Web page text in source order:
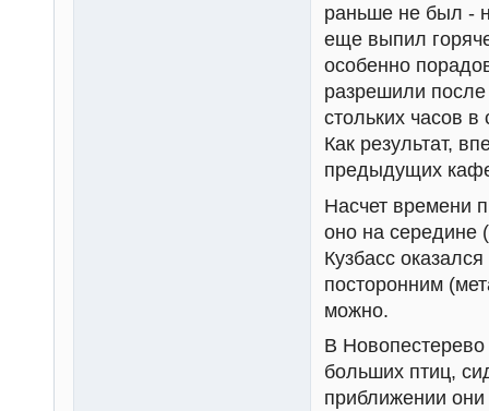
раньше не был -
еще выпил
особенно
разрешили после
стольких часов
Как результат,
предыдущих
Насчет времени
оно на середине
Кузбасс
посторонним
можно.
В Новопестерево
больших птиц,
приближении